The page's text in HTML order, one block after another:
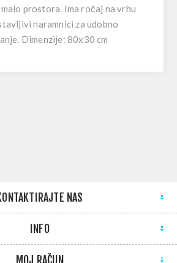
prostora. Ima ročaj na vrhu
naramnici za udobno
Dimenzije: 80x30 cm
NAS
INFO
MOJ RAČUN